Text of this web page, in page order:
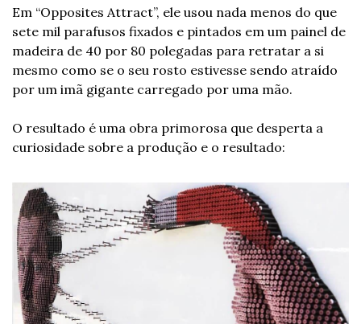
Em “Opposites Attract”, ele usou nada menos do que
sete mil parafusos fixados e pintados em um painel de
madeira de 40 por 80 polegadas para retratar a si
mesmo como se o seu rosto estivesse sendo atraído
por um imã gigante carregado por uma mão.
O resultado é uma obra primorosa que desperta a
curiosidade sobre a produção e o resultado: